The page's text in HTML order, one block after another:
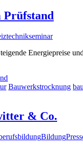
Prüfstand
seminar
Energiepreise
Bauwerkstrocknung
& Co.
Bildung